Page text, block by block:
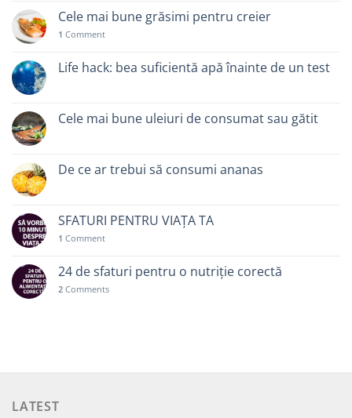
Cele mai bune grăsimi pentru creier
1 Comment
Life hack: bea suficientă apă înainte de un test
Cele mai bune uleiuri de consumat sau gătit
De ce ar trebui să consumi ananas
SFATURI PENTRU VIAȚA TA
1 Comment
24 de sfaturi pentru o nutriție corectă
2 Comments
LATEST